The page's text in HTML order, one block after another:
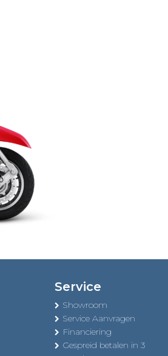
Service
Showroom
Service Aanvragen
Financiering
Gespreid betalen in 3